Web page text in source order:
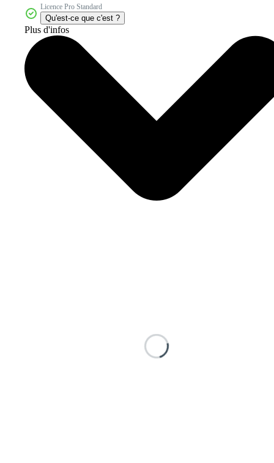
Licence Pro Standard
Qu'est-ce que c'est ?
Plus d'infos